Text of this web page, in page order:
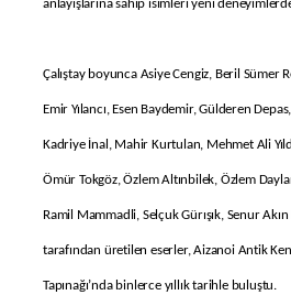
anlayışlarına sahip isimleri yeni
Çalıştay boyunca Asiye Cengiz, Beril Sümer
Emir Yılancı, Esen Baydemir, Gülderen
Kadriye İnal, Mahir Kurtulan, Mehmet Ali
Ömür Tokgöz, Özlem Altınbilek, Özlem
Ramil Mammadli, Selçuk Gürışık, Senur
tarafından üretilen eserler, Aizanoi Antik
Tapınağı’nda binlerce yıllık tarihle buluştu.